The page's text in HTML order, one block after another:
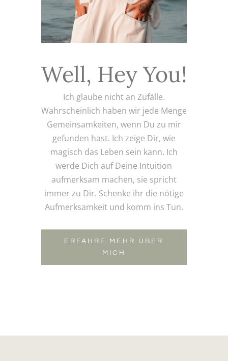
Well, Hey You!
Ich glaube nicht an Zufälle.
Wahrscheinlich haben wir jede Menge
Gemeinsamkeiten, wenn Du zu mir
gefunden hast. Ich zeige Dir, wie
magisch das Leben sein kann. Ich
werde Dich auf Deine Intuition
aufmerksam machen, sie spricht
immer zu Dir. Schenke ihr die nötige
Aufmerksamkeit und komm ins Tun.
ERFAHRE MEHR ÜBER
MICH